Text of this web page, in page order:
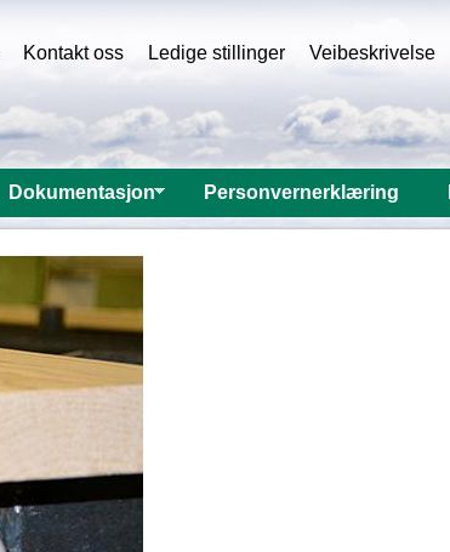
Kontakt oss Ledige stillinger Veibeskrivelse
Dokumentasjon Personvernerklæring